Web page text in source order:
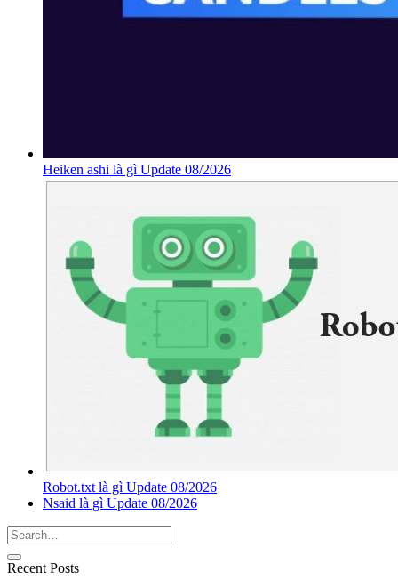
Heiken ashi là gì Update 08/2026
Robot.txt là gì Update 08/2026
Nsaid là gì Update 08/2026
Recent Posts